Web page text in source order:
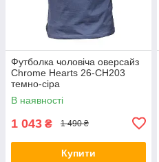
Футболка чоловіча оверсайз
Chrome Hearts 26-CH203
темно-сіра
В наявності
1 043 ₴ 1 490 ₴
Купити